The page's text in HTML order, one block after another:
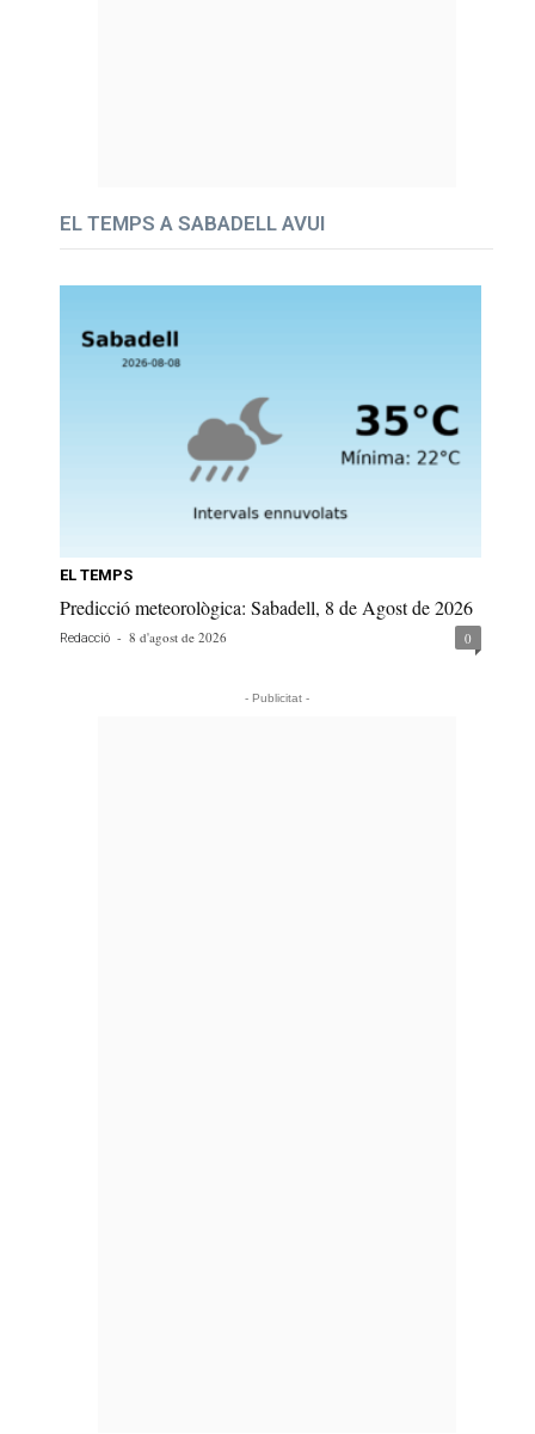
EL TEMPS A SABADELL AVUI
EL TEMPS
Predicció meteorològica: Sabadell, 8 de Agost de 2026
Redacció - 8 d'agost de 2026 0
- Publicitat -